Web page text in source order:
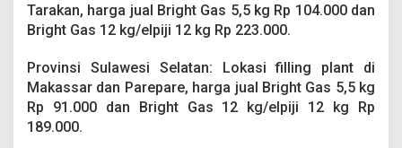
Tarakan, harga jual Bright Gas 5,5 kg Rp 104.000 dan
Bright Gas 12 kg/elpiji 12 kg Rp 223.000.
Provinsi Sulawesi Selatan: Lokasi filling plant di
Makassar dan Parepare, harga jual Bright Gas 5,5 kg
Rp 91.000 dan Bright Gas 12 kg/elpiji 12 kg Rp
189.000.